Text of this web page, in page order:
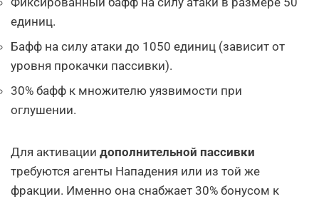
Фиксированный бафф на силу атаки в размере 50
единиц.
Бафф на силу атаки до 1050 единиц (зависит от
уровня прокачки пассивки).
30% бафф к множителю уязвимости при
Для активациидополнительной пассивки
требуются агенты Нападения или из той же